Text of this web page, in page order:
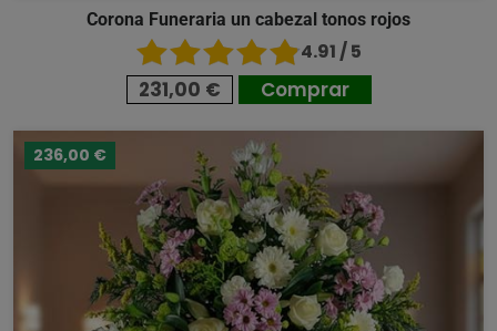
Corona Funeraria un cabezal tonos rojos
4.91 / 5
231,00 € Comprar
236,00 €